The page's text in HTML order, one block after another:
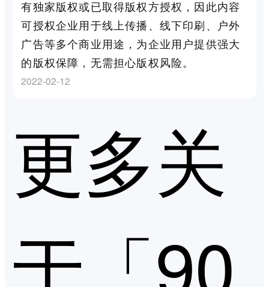
有独家版权或已取得版权方授权，因此内容
可授权企业用于线上传播、线下印刷、户外
广告等多个商业用途，为企业用户提供强大
的版权保障，无需担心版权风险。
2022-02-12
更多关
于「90